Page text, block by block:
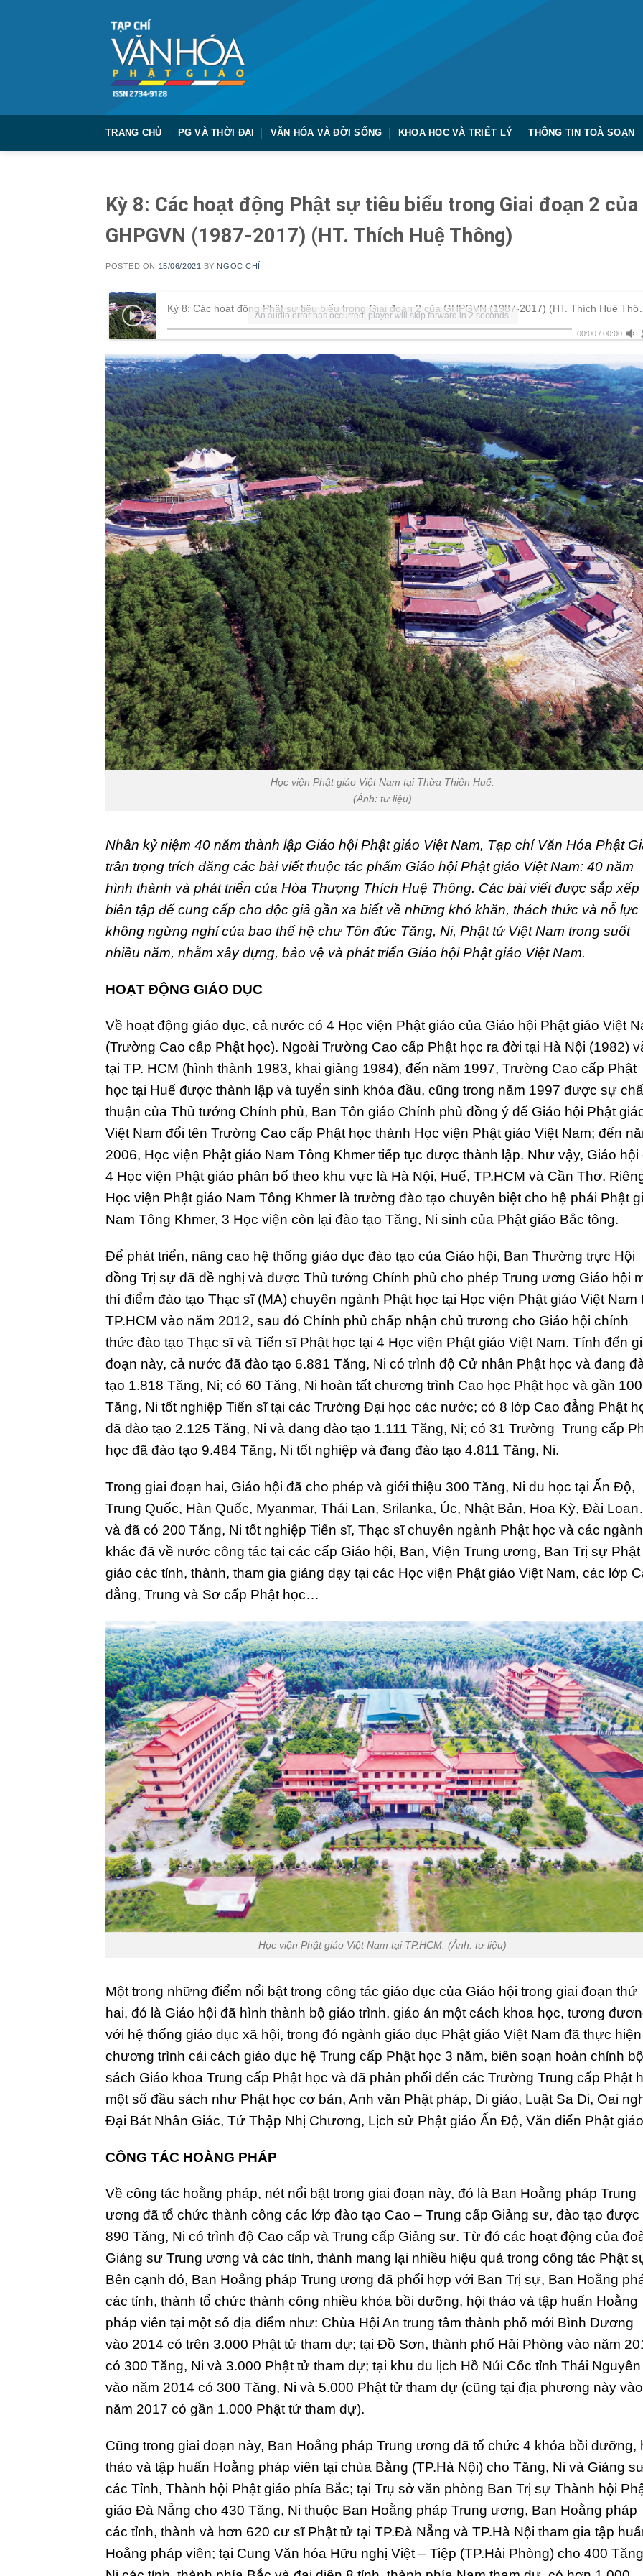
TRANG CHỦ PG VÀ THỜI ĐẠI VĂN HÓA VÀ ĐỜI SỐNG KHOA HỌC VÀ TRIẾT LÝ THÔNG TIN TOÀ SOẠN
Kỳ 8: Các hoạt động Phật sự tiêu biểu trong Giai đoạn 2 của
GHPGVN (1987-2017) (HT. Thích Huệ Thông)
POSTED ON 15/06/2021 BY NGỌC CHÍ
Kỳ 8: Các hoạt động
00:00/ 00:00
An audio error has occurred, player will skip forward in 2 seconds.
Học viện Phật giáo Việt Nam tại Thừa Thiên Huế.
(Ảnh: tư liệu)
Nhân kỷ niệm 40 năm thành lập Giáo hội Phật giáo Việt Nam, Tạp chí Văn Hóa Phật
trân trọng trích đăng các bài viết thuộc tác phẩm Giáo hội Phật giáo Việt Nam: 40 năm
hình thành và phát triển của Hòa Thượng Thích Huệ Thông. Các bài viết được sắp xếp
biên tập để cung cấp cho độc giả gần xa biết về những khó khăn, thách thức và nỗ lực
không ngừng nghỉ của bao thế hệ chư Tôn đức Tăng, Ni, Phật tử Việt Nam trong suốt
nhiều năm, nhằm xây dựng, bảo vệ và phát triển Giáo hội Phật giáo Việt Nam.
HOẠT ĐỘNG GIÁO DỤC
Về hoạt động giáo dục, cả nước có 4 Học viện Phật giáo của Giáo hội Phật giáo Việt
(Trường Cao cấp Phật học). Ngoài Trường Cao cấp Phật học ra đời tại Hà Nội (1982)
tại TP. HCM (hình thành 1983, khai giảng 1984), đến năm 1997, Trường Cao cấp Phật
học tại Huế được thành lập và tuyển sinh khóa đầu, cũng trong năm 1997 được sự
thuận của Thủ tướng Chính phủ, Ban Tôn giáo Chính phủ đồng ý để Giáo hội Phật
Việt Nam đổi tên Trường Cao cấp Phật học thành Học viện Phật giáo Việt Nam; đến
2006, Học viện Phật giáo Nam Tông Khmer tiếp tục được thành lập. Như vậy, Giáo hội
4 Học viện Phật giáo phân bố theo khu vực là Hà Nội, Huế, TP.HCM và Cần Thơ.
Học viện Phật giáo Nam Tông Khmer là trường đào tạo chuyên biệt cho hệ phái Phật
Nam Tông Khmer, 3 Học viện còn lại đào tạo Tăng, Ni sinh của Phật giáo Bắc tông.
Để phát triển, nâng cao hệ thống giáo dục đào tạo của Giáo hội, Ban Thường trực Hội
đồng Trị sự đã đề nghị và được Thủ tướng Chính phủ cho phép Trung ương Giáo hội
thí điểm đào tạo Thạc sĩ (MA) chuyên ngành Phật học tại Học viện Phật giáo Việt Nam
TP.HCM vào năm 2012, sau đó Chính phủ chấp nhận chủ trương cho Giáo hội chính
thức đào tạo Thạc sĩ và Tiến sĩ Phật học tại 4 Học viện Phật giáo Việt Nam. Tính đến
đoạn này, cả nước đã đào tạo 6.881 Tăng, Ni có trình độ Cử nhân Phật học và đang
tạo 1.818 Tăng, Ni; có 60 Tăng, Ni hoàn tất chương trình Cao học Phật học và gần 100
Tăng, Ni tốt nghiệp Tiến sĩ tại các Trường Đại học các nước; có 8 lớp Cao đẳng Phật
đã đào tạo 2.125 Tăng, Ni và đang đào tạo 1.111 Tăng, Ni; có 31 Trường Trung cấp
học đã đào tạo 9.484 Tăng, Ni tốt nghiệp và đang đào tạo 4.811 Tăng, Ni.
Trong giai đoạn hai, Giáo hội đã cho phép và giới thiệu 300 Tăng, Ni du học tại Ấn Độ,
Trung Quốc, Hàn Quốc, Myanmar, Thái Lan, Srilanka, Úc, Nhật Bản, Hoa Kỳ, Đài
và đã có 200 Tăng, Ni tốt nghiệp Tiến sĩ, Thạc sĩ chuyên ngành Phật học và các ngành
khác đã về nước công tác tại các cấp Giáo hội, Ban, Viện Trung ương, Ban Trị sự Phật
giáo các tỉnh, thành, tham gia giảng dạy tại các Học viện Phật giáo Việt Nam, các lớp
đẳng, Trung và Sơ cấp Phật học…
Học viện Phật giáo Việt Nam tại TP.HCM. (Ảnh: tư liệu)
Một trong những điểm nổi bật trong công tác giáo dục của Giáo hội trong giai đoạn thứ
hai, đó là Giáo hội đã hình thành bộ giáo trình, giáo án một cách khoa học, tương
với hệ thống giáo dục xã hội, trong đó ngành giáo dục Phật giáo Việt Nam đã thực hiện
chương trình cải cách giáo dục hệ Trung cấp Phật học 3 năm, biên soạn hoàn chỉnh bộ
sách Giáo khoa Trung cấp Phật học và đã phân phối đến các Trường Trung cấp Phật
một số đầu sách như Phật học cơ bản, Anh văn Phật pháp, Di giáo, Luật Sa Di, Oai
Đại Bát Nhân Giác, Tứ Thập Nhị Chương, Lịch sử Phật giáo Ấn Độ, Văn điển Phật
CÔNG TÁC HOẰNG PHÁP
Về công tác hoằng pháp, nét nổi bật trong giai đoạn này, đó là Ban Hoằng pháp Trung
ương đã tổ chức thành công các lớp đào tạo Cao – Trung cấp Giảng sư, đào tạo được
890 Tăng, Ni có trình độ Cao cấp và Trung cấp Giảng sư. Từ đó các hoạt động của
Giảng sư Trung ương và các tỉnh, thành mang lại nhiều hiệu quả trong công tác Phật
Bên cạnh đó, Ban Hoằng pháp Trung ương đã phối hợp với Ban Trị sự, Ban Hoằng
các tỉnh, thành tổ chức thành công nhiều khóa bồi dưỡng, hội thảo và tập huấn Hoằng
pháp viên tại một số địa điểm như: Chùa Hội An trung tâm thành phố mới Bình Dương
vào 2014 có trên 3.000 Phật tử tham dự; tại Đồ Sơn, thành phố Hải Phòng vào năm
có 300 Tăng, Ni và 3.000 Phật tử tham dự; tại khu du lịch Hồ Núi Cốc tỉnh Thái Nguyên
vào năm 2014 có 300 Tăng, Ni và 5.000 Phật tử tham dự (cũng tại địa phương này vào
năm 2017 có gần 1.000 Phật tử tham dự).
Cũng trong giai đoạn này, Ban Hoằng pháp Trung ương đã tổ chức 4 khóa bồi dưỡng,
thảo và tập huấn Hoằng pháp viên tại chùa Bằng (TP.Hà Nội) cho Tăng, Ni và Giảng
các Tỉnh, Thành hội Phật giáo phía Bắc; tại Trụ sở văn phòng Ban Trị sự Thành hội
giáo Đà Nẵng cho 430 Tăng, Ni thuộc Ban Hoằng pháp Trung ương, Ban Hoằng pháp
các tỉnh, thành và hơn 620 cư sĩ Phật tử tại TP.Đà Nẵng và TP.Hà Nội tham gia tập
Hoằng pháp viên; tại Cung Văn hóa Hữu nghị Việt – Tiệp (TP.Hải Phòng) cho 400